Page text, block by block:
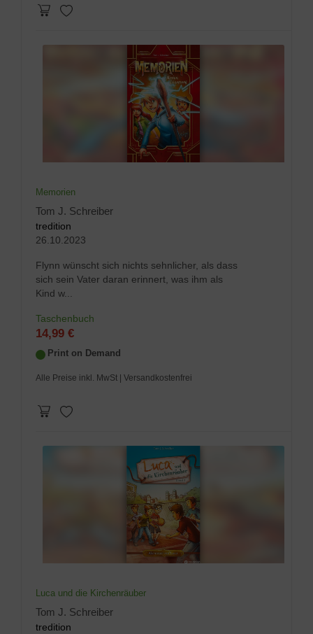
Memorien
Tom J. Schreiber
tredition
26.10.2023
Flynn wünscht sich nichts sehnlicher, als dass
sich sein Vater daran erinnert, was ihm als
Kind w...
Taschenbuch
14,99 €
Print on Demand
Alle Preise inkl. MwSt | Versandkostenfrei
Luca und die Kirchenräuber
Tom J. Schreiber
tredition